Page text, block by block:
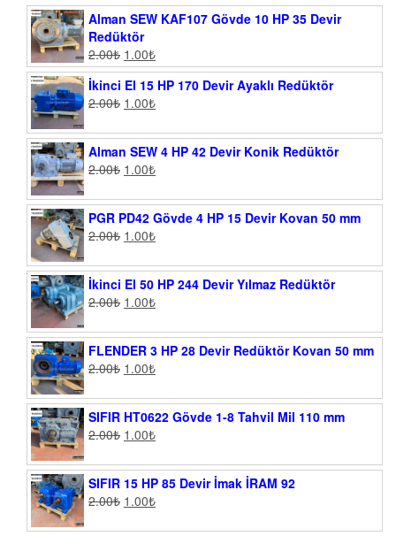
Alman SEW KAF107 Gövde 10 HP 35 Devir
Redüktör
2.00₺ 1.00₺
İkinci El 15 HP 170 Devir Ayaklı Redüktör
2.00₺ 1.00₺
Alman SEW 4 HP 42 Devir Konik Redüktör
2.00₺ 1.00₺
PGR PD42 Gövde 4 HP 15 Devir Kovan 50 mm
2.00₺ 1.00₺
İkinci El 50 HP 244 Devir Yılmaz Redüktör
2.00₺ 1.00₺
FLENDER 3 HP 28 Devir Redüktör Kovan 50 mm
2.00₺ 1.00₺
SIFIR HT0622 Gövde 1-8 Tahvil Mil 110 mm
2.00₺ 1.00₺
SIFIR 15 HP 85 Devir İmak İRAM 92
2.00₺ 1.00₺